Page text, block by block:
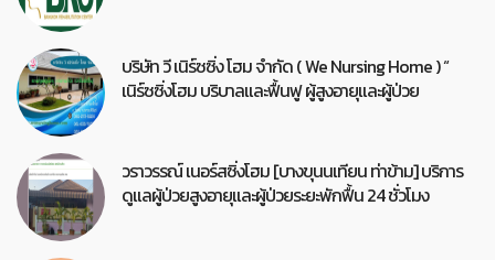
บริษัท วี เนิร์ซซิ่ง โฮม จำกัด ( We Nursing Home ) “
เนิร์ซซิ่งโฮม บริบาลและฟื้นฟู ผู้สูงอายุและผู้ป่วย
วราวรรณ์ เนอร์สซิ่งโฮม [บางขุนนเทียน ท่าข้าม] บริการ
ดูแลผู้ป่วยสูงอายุและผู้ป่วยระยะพักฟื้น 24 ชั่วโมง